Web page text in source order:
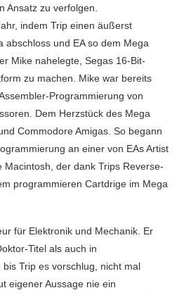
Ansatz zu verfolgen.
indem Trip einen äußerst
abschloss und EA so dem Mega
Mike nahelegte, Segas 16-Bit-
zu machen. Mike war bereits
Programmierung von
Dem Herzstück des Mega
Commodore Amigas. So begann
an einer von EAs Artist
Macintosh, der dank Trips Reverse-
programmieren Cartdrige im Mega
für Elektronik und Mechanik. Er
Titel als auch in
Trip es vorschlug, nicht mal
eigener Aussage nie ein